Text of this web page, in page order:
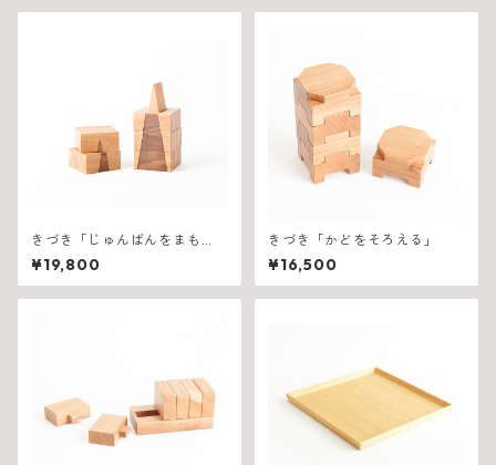
きづき「じゅんばんをまも
る」
¥19,800
きづき「かどをそろえる」
¥16,500